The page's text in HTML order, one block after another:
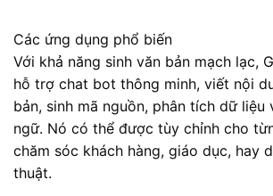
Các ứng dụng phổ biến
Với khả năng sinh văn bản mạch lạc,
hỗ trợ chat bot thông minh, viết nội
bản, sinh mã nguồn, phân tích dữ
ngữ. Nó có thể được tùy chỉnh cho
chăm sóc khách hàng, giáo dục, hay
thuật.